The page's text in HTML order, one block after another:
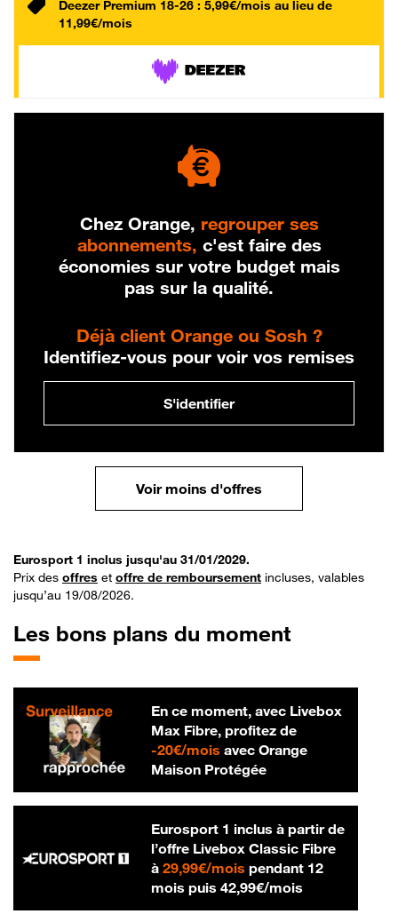
Deezer Premium 18-26 : 5,99€/mois au lieu de
11,99€/mois
Chez Orange, regrouper ses
abonnements, c'est faire des
économies sur votre budget mais
pas sur la qualité.
Déjà client Orange ou Sosh ?
Identifiez-vous pour voir vos remises
S'identifier
Voir moins d'offres
Eurosport 1 inclus jusqu'au 31/01/2029.
Prix des offres et offre de remboursement incluses, valables
jusqu’au 19/08/2026.
Les bons plans du moment
En ce moment, avec Livebox
Max Fibre, profitez de
-20€/mois20 € par mois
avec Orange
Maison Protégée
Eurosport 1 inclus à partir de
l’offre Livebox Classic Fibre
à 29,99€/mois29,99 € par mois
pendant 12
mois puis 42,99€/mois42,99 € par